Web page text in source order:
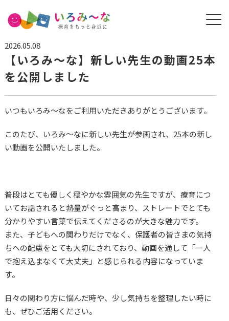
2026.05.08
【いろみ〜な】新しい先生の動画25本
を公開しました
いつもいろみ〜なをご利用いただきありがとうございます。
このたび、いろみ〜なに新しい先生が参画され、25本の新し
い動画を公開いたしました。
普段はとても優しく穏やかな雰囲気の先生ですが、療育につ
いてお話されると熱量がぐっと高まり、ストレートでとても
分かりやすい言葉で伝えてくださるのが大きな魅力です。
また、子どもへの関わりだけでなく、保護者の皆さまの気持
ちへの配慮をとても大切にされており、動画を通して「一人
で抱え込まなくて大丈夫」と感じられる内容になっていま
す。
日々の関わり方に悩んだ時や、少し気持ちを整理したい時に
も、ぜひご活用ください。